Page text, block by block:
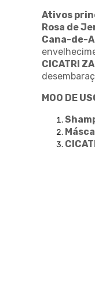
Ativos
Rosa de
Cana-de-
CICATRI
MOO DE